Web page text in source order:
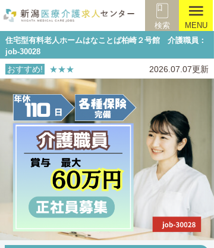
検索
menu
MENU
住宅型有料老人ホームはなことば柏崎２号館 介護職員：
job-30028
おすすめ! ★★★ 2026.07.07更新